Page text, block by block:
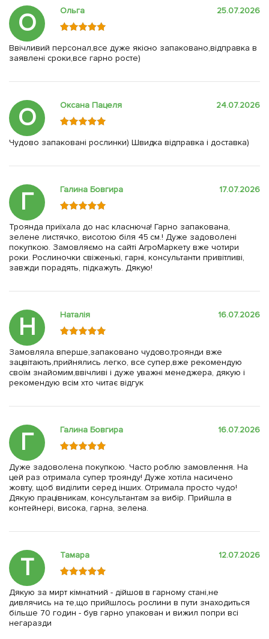
О Ольга 25.07.2026
Ввічливий персонал,все дуже якісно запаковано,відправка в
заявлені сроки,все гарно росте)
О Оксана Пацеля 24.07.2026
Чудово запаковані рослинки) Швидка відправка і доставка)
Г Галина Бовгира 17.07.2026
Троянда приїхала до нас класнюча! Гарно запакована,
зелене листячко, висотою біля 45 см.! Дуже задоволені
покупкою. Замовляємо на сайті АгроМаркету вже чотири
роки. Рослиночки свіженькі, гарні, консультанти привітливі,
завжди порадять, підкажуть. Дякую!
Н Наталія 16.07.2026
Замовляла вперше,запаковано чудово,троянди вже
зацвітають,прийнялись легко, все супер,вже рекомендую
своїм знайомим,ввічливі і дуже уважні менеджера, дякую і
рекомендую всім хто читає відгук
Г Галина Бовгира 16.07.2026
Дуже задоволена покупкою. Часто роблю замовлення. На
цей раз отримала супер троянду! Дуже хотіла насичено
жовту, щоб виділити серед інших. Отримала просто чудо!
Дякую працівникам, консультантам за вибір. Прийшла в
контейнері, висока, гарна, зелена.
Т Тамара 12.07.2026
Дякую за мирт кімнатний - дійшов в гарному стані,не
дивлячись на те,що прийшлось рослини в пути знаходиться
більше 70 годин - був гарно упакован и вижил попри всі
негаразди